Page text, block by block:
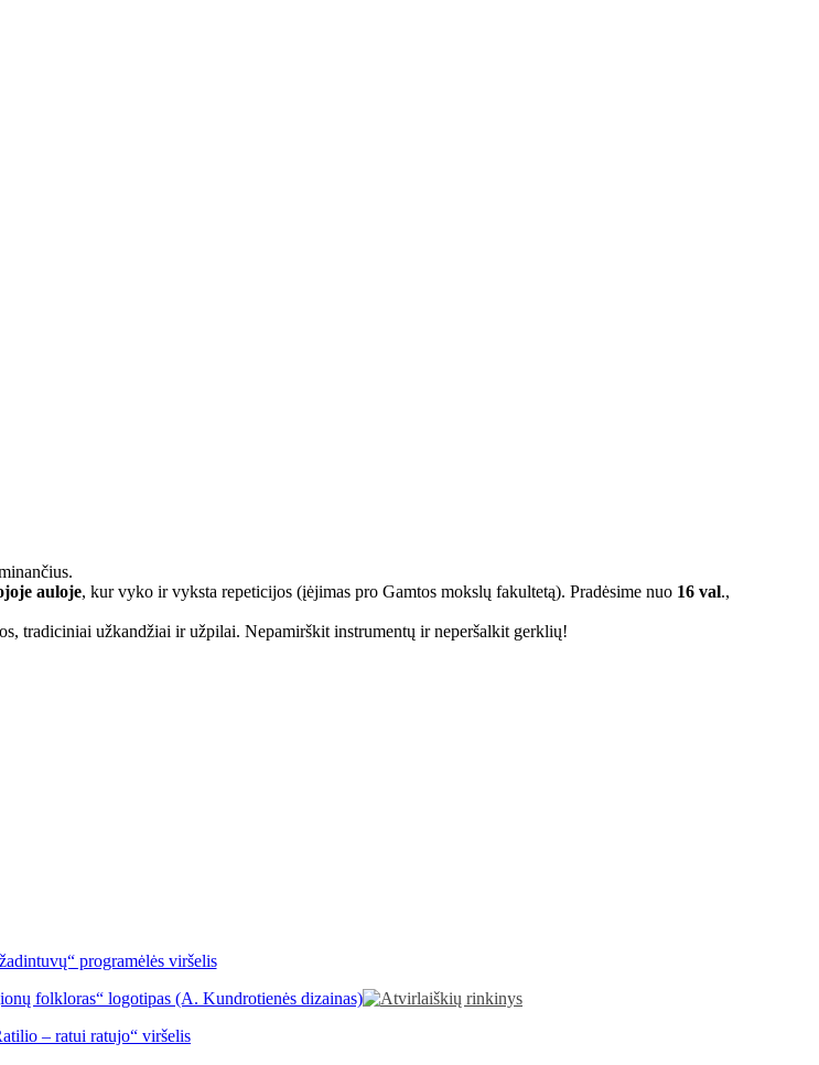
auloje, kur vyko ir vyksta repeticijos (įėjimas pro Gamtos mokslų fakultetą). Pradėsime nuo 16 val.,
tradiciniai užkandžiai ir užpilai. Nepamirškit instrumentų ir neperšalkit gerklių!